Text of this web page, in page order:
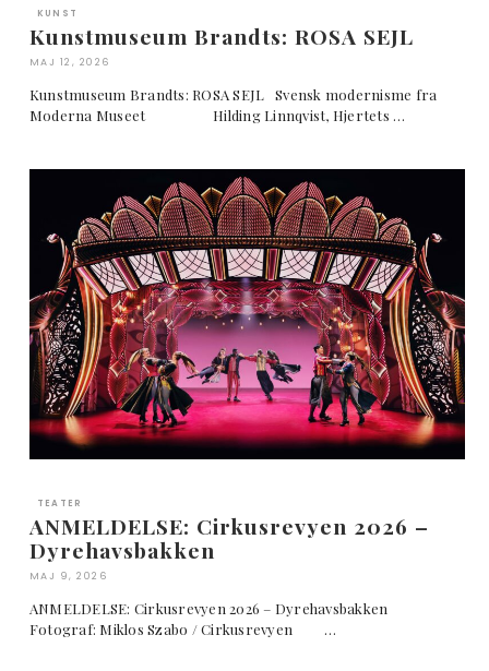
KUNST
Kunstmuseum Brandts: ROSA SEJL
MAJ 12, 2026
Kunstmuseum Brandts: ROSA SEJL Svensk modernisme fra
Moderna Museet Hilding Linnqvist, Hjertets …
TEATER
ANMELDELSE: Cirkusrevyen 2026 –
Dyrehavsbakken
MAJ 9, 2026
ANMELDELSE: Cirkusrevyen 2026 – Dyrehavsbakken
Fotograf: Miklos Szabo / Cirkusrevyen …